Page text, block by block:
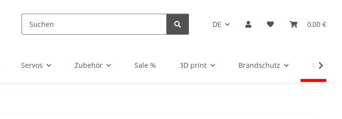
DE 0,00 €
Servos Zubehör Sale % 3D print Brandschutz